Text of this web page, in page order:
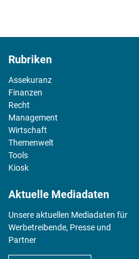
Rubriken
Assekuranz
Finanzen
Recht
Management
Wirtschaft
Themenwelt
Tools
Kiosk
Aktuelle Mediadaten
Unsere aktuellen Mediadaten für
Werbetreibende, Presse und
Partner